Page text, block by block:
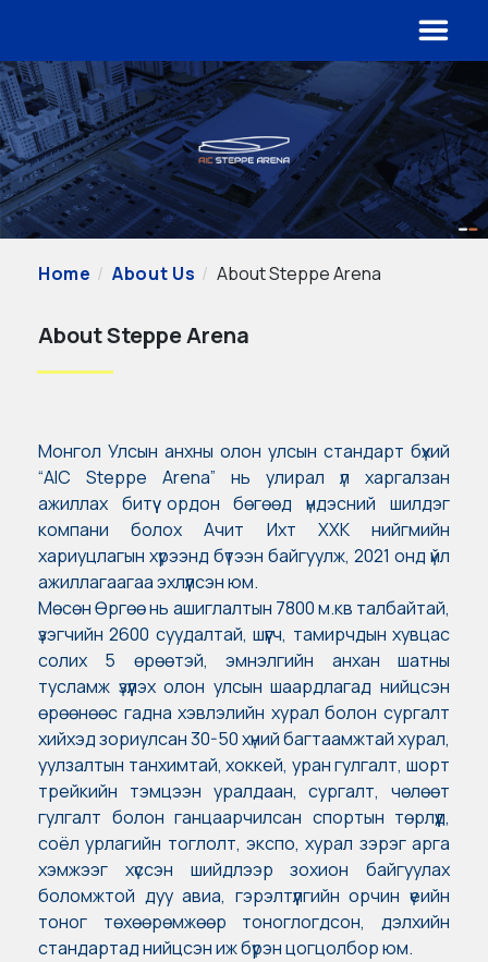
Home About Us About Steppe Arena
About Steppe Arena
Монгол Улсын анхны олон улсын стандарт бүхий
“AIC Steppe Arena” нь улирал үл харгалзан
ажиллах битүү ордон бөгөөд үндэсний шилдэг
компани болох Ачит Ихт ХХК нийгмийн
хариуцлагын хүрээнд бүтээн байгуулж, 2021 онд үйл
ажиллагаагаа эхлүүлсэн юм.
Мөсөн Өргөө нь ашиглалтын 7800 м.кв талбайтай,
үзэгчийн 2600 суудалтай, шүүгч, тамирчдын хувцас
солих 5 өрөөтэй, эмнэлгийн анхан шатны
тусламж үзүүлэх олон улсын шаардлагад нийцсэн
өрөөнөөс гадна хэвлэлийн хурал болон сургалт
хийхэд зориулсан 30-50 хүний багтаамжтай хурал,
уулзалтын танхимтай, хоккей, уран гулгалт, шорт
трейкийн тэмцээн уралдаан, сургалт, чөлөөт
гулгалт болон ганцаарчилсан спортын төрлүүд,
соёл урлагийн тоглолт, экспо, хурал зэрэг арга
хэмжээг хүссэн шийдлээр зохион байгуулах
боломжтой дуу авиа, гэрэлтүүлгийн орчин үеийн
тоног төхөөрөмжөөр тоноглогдсон, дэлхийн
стандартад нийцсэн иж бүрэн цогцолбор юм.